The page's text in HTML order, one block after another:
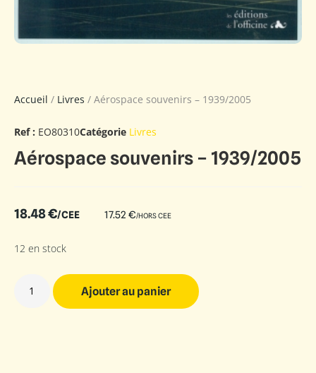
Accueil / Livres / Aérospace souvenirs – 1939/2005
Ref : EO80310Catégorie Livres
Aérospace souvenirs – 1939/2005
18.48€/CEE 17.52 €/HORS CEE
12 en stock
Ajouter au panier